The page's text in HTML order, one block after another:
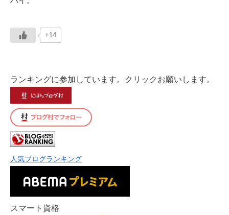
+14
ランキングに参加しています。クリックお願いします。
人気ブログランキング
スマート資格